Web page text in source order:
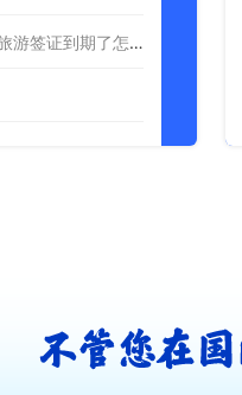
菲律宾旅游签证是用来做什么的 旅游签证到期了怎么办